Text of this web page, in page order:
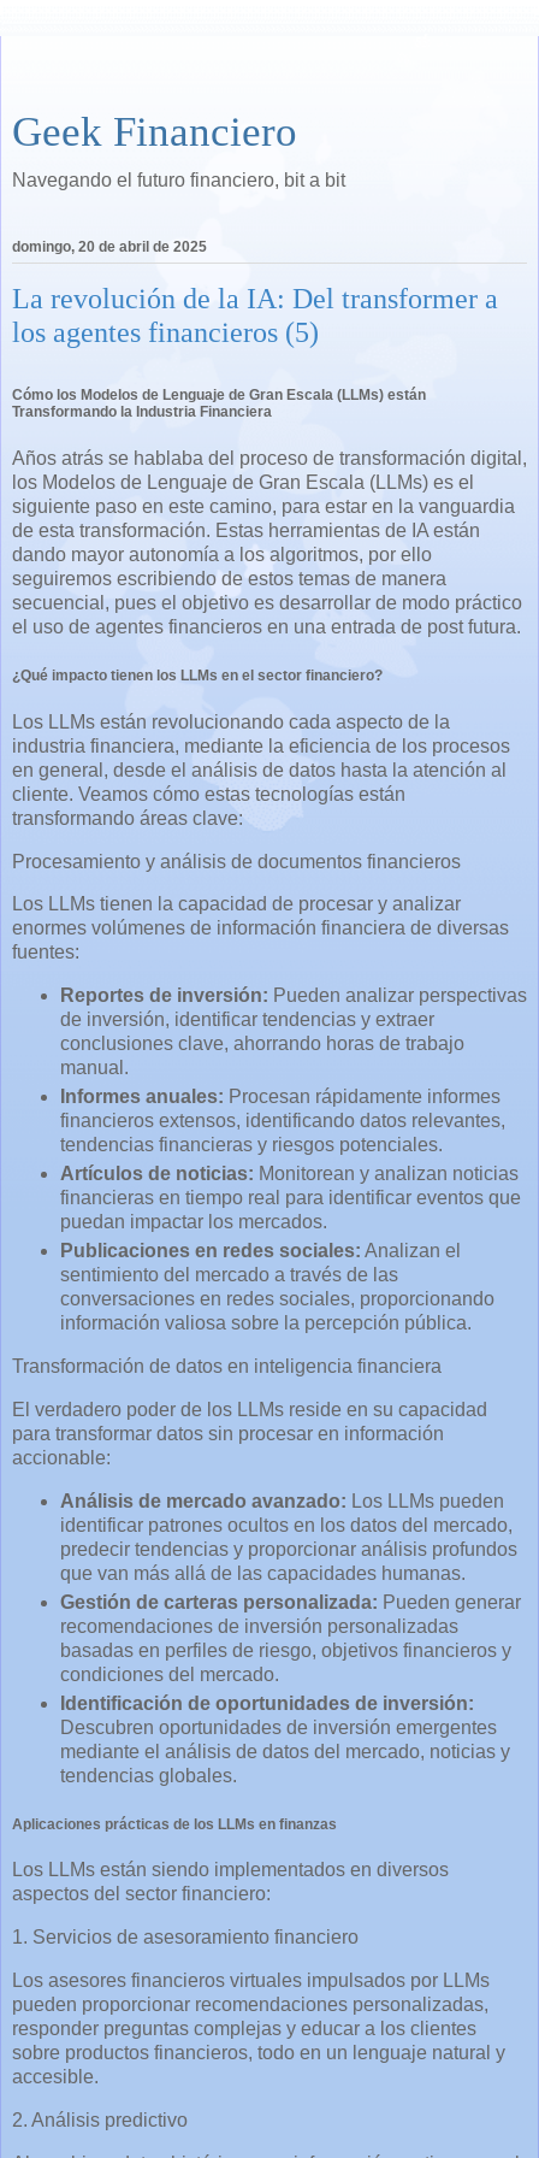
Geek Financiero
Navegando el futuro financiero, bit a bit
domingo, 20 de abril de 2025
La revolución de la IA: Del transformer a
los agentes financieros (5)
Cómo los Modelos de Lenguaje de Gran Escala (LLMs) están
Transformando la Industria Financiera
Años atrás se hablaba del proceso de transformación digital,
los Modelos de Lenguaje de Gran Escala (LLMs) es el
siguiente paso en este camino, para estar en la vanguardia
de esta transformación. Estas herramientas de IA están
dando mayor autonomía a los algoritmos, por ello
seguiremos escribiendo de estos temas de manera
secuencial, pues el objetivo es desarrollar de modo práctico
el uso de agentes financieros en una entrada de post futura.
¿Qué impacto tienen los LLMs en el sector financiero?
Los LLMs están revolucionando cada aspecto de la
industria financiera, mediante la eficiencia de los procesos
en general, desde el análisis de datos hasta la atención al
cliente. Veamos cómo estas tecnologías están
transformando áreas clave:
Procesamiento y análisis de documentos financieros
Los LLMs tienen la capacidad de procesar y analizar
enormes volúmenes de información financiera de diversas
fuentes:
Reportes de inversión: Pueden analizar perspectivas
de inversión, identificar tendencias y extraer
conclusiones clave, ahorrando horas de trabajo
manual.
Informes anuales: Procesan rápidamente informes
financieros extensos, identificando datos relevantes,
tendencias financieras y riesgos potenciales.
Artículos de noticias: Monitorean y analizan noticias
financieras en tiempo real para identificar eventos que
puedan impactar los mercados.
Publicaciones en redes sociales: Analizan el
sentimiento del mercado a través de las
conversaciones en redes sociales, proporcionando
información valiosa sobre la percepción pública.
Transformación de datos en inteligencia financiera
El verdadero poder de los LLMs reside en su capacidad
para transformar datos sin procesar en información
accionable:
Análisis de mercado avanzado: Los LLMs pueden
identificar patrones ocultos en los datos del mercado,
predecir tendencias y proporcionar análisis profundos
que van más allá de las capacidades humanas.
Gestión de carteras personalizada: Pueden generar
recomendaciones de inversión personalizadas
basadas en perfiles de riesgo, objetivos financieros y
condiciones del mercado.
Identificación de oportunidades de inversión:
Descubren oportunidades de inversión emergentes
mediante el análisis de datos del mercado, noticias y
tendencias globales.
Aplicaciones prácticas de los LLMs en finanzas
Los LLMs están siendo implementados en diversos
aspectos del sector financiero:
1. Servicios de asesoramiento financiero
Los asesores financieros virtuales impulsados por LLMs
pueden proporcionar recomendaciones personalizadas,
responder preguntas complejas y educar a los clientes
sobre productos financieros, todo en un lenguaje natural y
accesible.
2. Análisis predictivo